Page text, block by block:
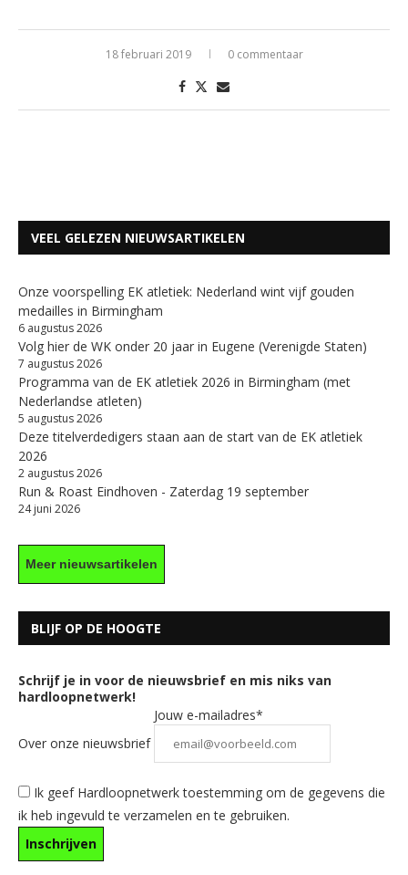
18 februari 2019 0 commentaar
VEEL GELEZEN NIEUWSARTIKELEN
Onze voorspelling EK atletiek: Nederland wint vijf gouden
medailles in Birmingham
6 augustus 2026
Volg hier de WK onder 20 jaar in Eugene (Verenigde Staten)
7 augustus 2026
Programma van de EK atletiek 2026 in Birmingham (met
Nederlandse atleten)
5 augustus 2026
Deze titelverdedigers staan aan de start van de EK atletiek
2026
2 augustus 2026
Run & Roast Eindhoven - Zaterdag 19 september
24 juni 2026
Meer nieuwsartikelen
BLIJF OP DE HOOGTE
Schrijf je in voor de nieuwsbrief en mis niks van
hardloopnetwerk!
Over onze nieuwsbrief
Jouw e-mailadres*
Ik geef Hardloopnetwerk toestemming om de gegevens die
ik heb ingevuld te verzamelen en te gebruiken.